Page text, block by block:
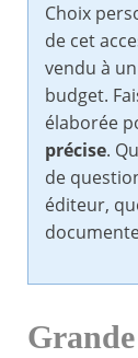
Choix
de cet
vendu à
budget.
élaborée
précise.
de
éditeur,